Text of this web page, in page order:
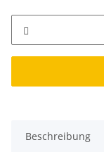
Beschreibung